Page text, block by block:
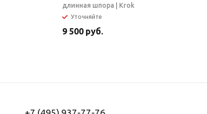
длинная шпора | Krok
Уточняйте
9 500 руб.